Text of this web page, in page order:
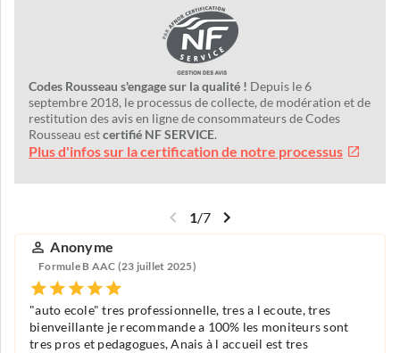
Codes Rousseau s'engage sur la qualité ! Depuis le 6
septembre 2018, le processus de collecte, de modération et de
restitution des avis en ligne de consommateurs de Codes
Rousseau estcertifié NF SERVICE.
Plus d'infos sur la certification de notre processus
1/7
Anonyme
Formule B AAC (23 juillet 2025)
"auto ecole" tres professionnelle, tres a l ecoute, tres
bienveillante je recommande a 100% les moniteurs sont
tres pros et pedagogues, Anais à l accueil est tres